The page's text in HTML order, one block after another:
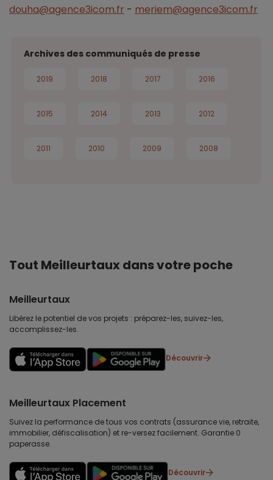
douha@agence3icom.fr - meriem@agence3icom.fr
Archives des communiqués de presse
2019 2018 2017 2016
2015 2014 2013 2012
2011 2010 2009 2008
Tout Meilleurtaux dans votre poche
Meilleurtaux
Libérez le potentiel de vos projets : préparez-les, suivez-les,
accomplissez-les.
Découvrir
Meilleurtaux Placement
Suivez la performance de tous vos contrats (assurance vie, retraite,
immobilier, défiscalisation) et re-versez facilement. Garantie 0
paperasse.
Découvrir